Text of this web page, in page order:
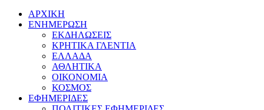
ΑΡΧΙΚΗ
ΕΝΗΜΕΡΩΣΗ
ΕΚΔΗΛΩΣΕΙΣ
ΚΡΗΤΙΚΑ ΓΛΕΝΤΙΑ
ΕΛΛΑΔΑ
ΑΘΛΗΤΙΚΑ
ΟΙΚΟΝΟΜΙΑ
ΚΟΣΜΟΣ
ΕΦΗΜΕΡΙΔΕΣ